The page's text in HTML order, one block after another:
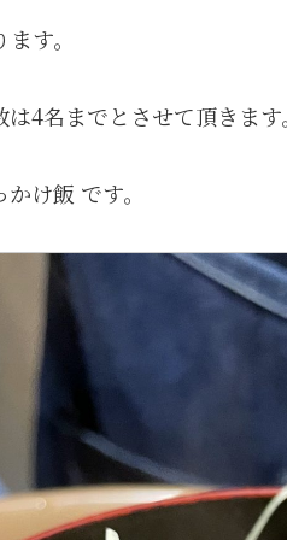
す。
は4名までとさせて頂きます
け飯 です。